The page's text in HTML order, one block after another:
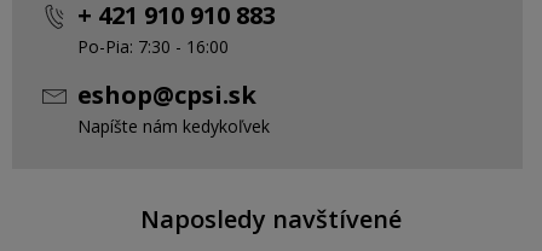
+ 421 910 910 883
Po-Pia: 7:30 - 16:00
eshop@cpsi.sk
Napíšte nám kedykoľvek
Naposledy navštívené